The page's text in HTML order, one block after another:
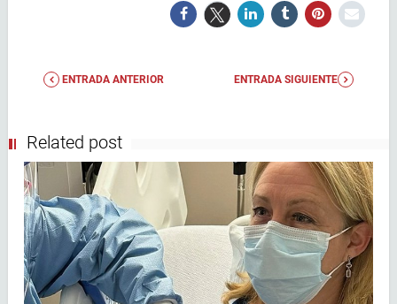
ENTRADA ANTERIOR ENTRADA SIGUIENTE
Related post